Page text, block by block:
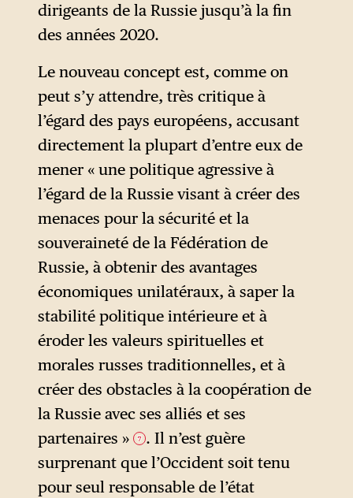
dirigeants de la Russie jusqu’à la fin
des années 2020.
Le nouveau concept est, comme on
peut s’y attendre, très critique à
l’égard des pays européens, accusant
directement la plupart d’entre eux de
mener « une politique agressive à
l’égard de la Russie visant à créer des
menaces pour la sécurité et la
souveraineté de la Fédération de
Russie, à obtenir des avantages
économiques unilatéraux, à saper la
stabilité politique intérieure et à
éroder les valeurs spirituelles et
morales russes traditionnelles, et à
créer des obstacles à la coopération de
la Russie avec ses alliés et ses
partenaires » 7 . Il n’est guère
surprenant que l’Occident soit tenu
pour seul responsable de l’état